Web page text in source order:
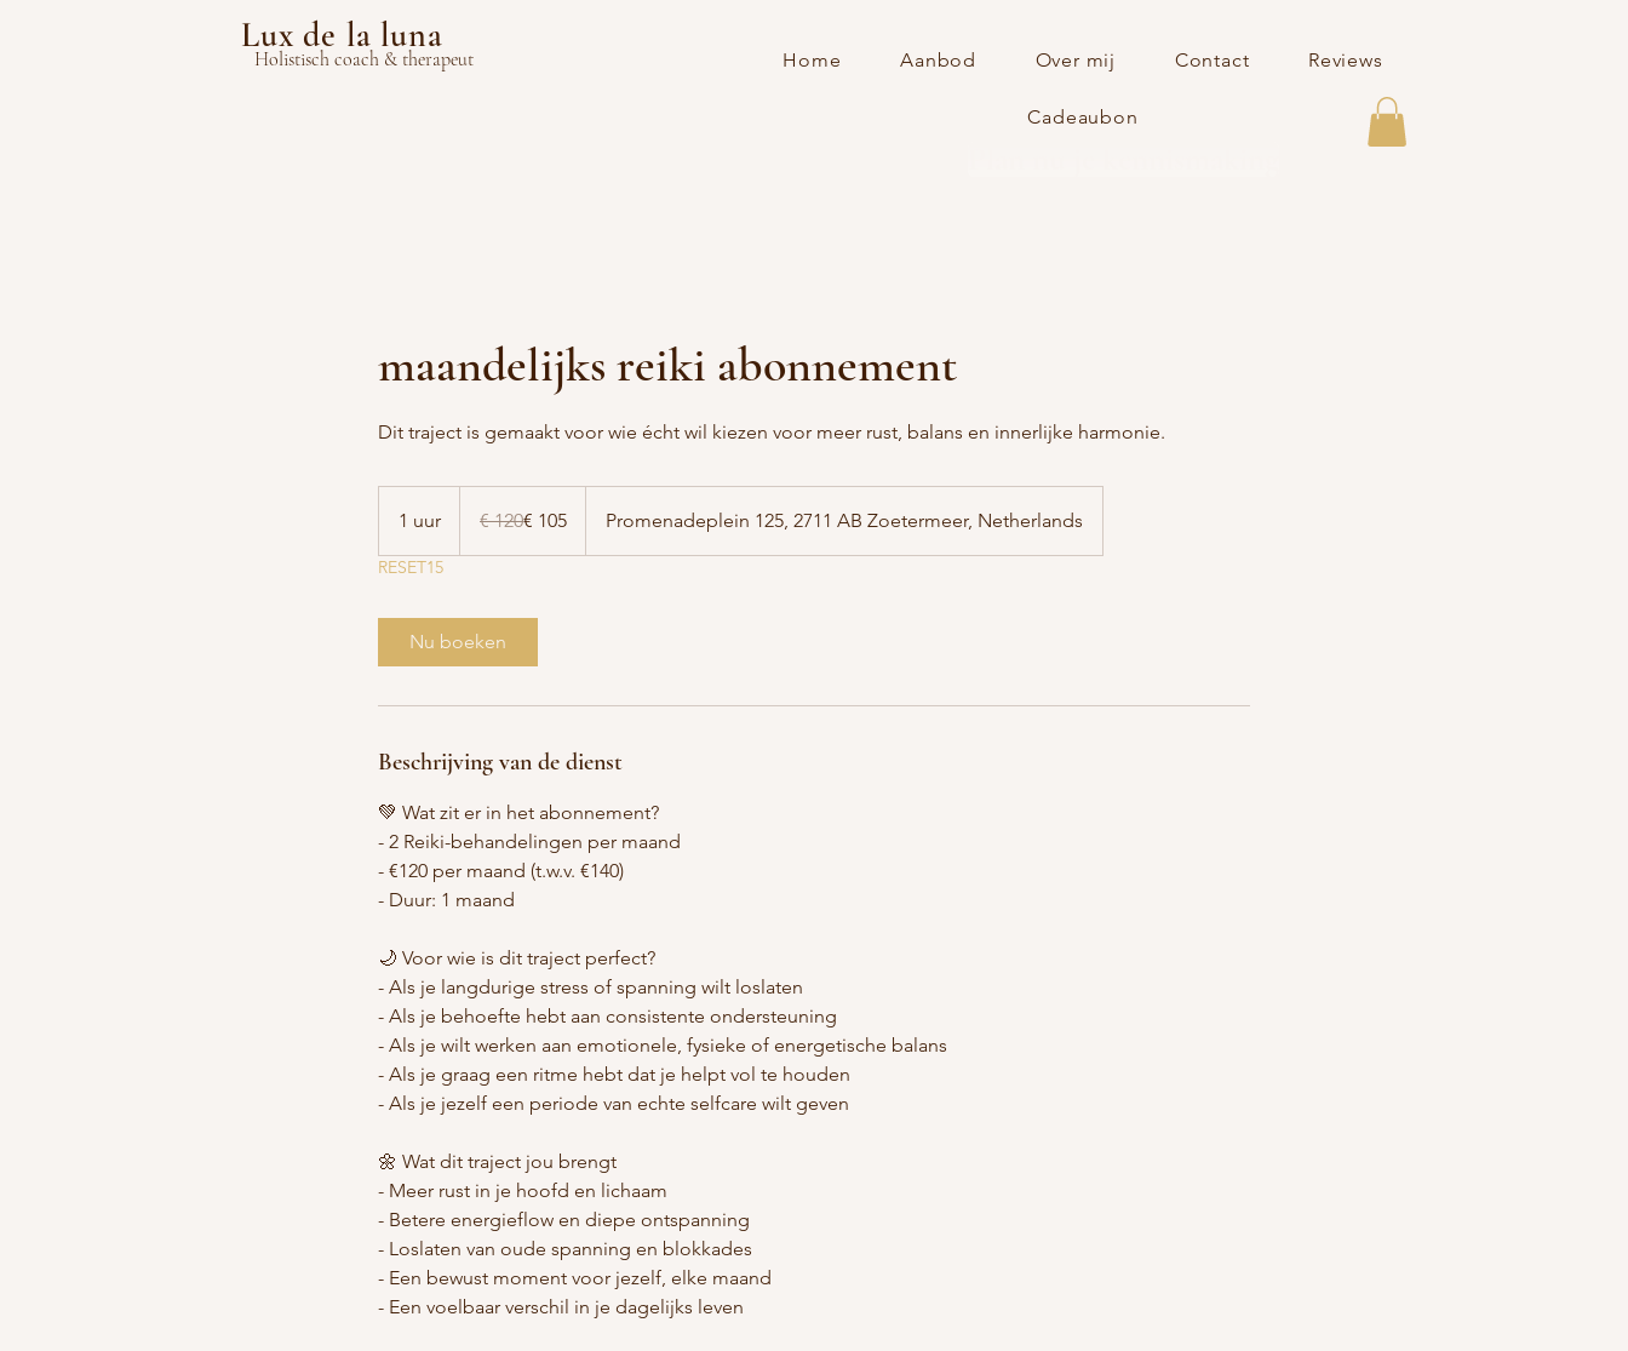
Lux de la luna
Holistisch coach & therapeut Home Aanbod Over mij Contact Reviews
Cadeaubon
maandelijks reiki abonnement
Dit traject is gemaakt voor wie écht wil kiezen voor meer rust, balans en innerlijke harmonie.
1 uur
u
€ 120€ 105 Promenadeplein 125, 2711 AB Zoetermeer, Netherlands
RESET15
Nu boeken
Beschrijving van de dienst
💚 Wat zit er in het abonnement?
- 2 Reiki-behandelingen per maand
- €120 per maand (t.w.v. €140)
- Duur: 1 maand
🌙 Voor wie is dit traject perfect?
- Als je langdurige stress of spanning wilt loslaten
- Als je behoefte hebt aan consistente ondersteuning
- Als je wilt werken aan emotionele, fysieke of energetische balans
- Als je graag een ritme hebt dat je helpt vol te houden
- Als je jezelf een periode van echte selfcare wilt geven
🌼 Wat dit traject jou brengt
- Meer rust in je hoofd en lichaam
- Betere energieflow en diepe ontspanning
- Loslaten van oude spanning en blokkades
- Een bewust moment voor jezelf, elke maand
- Een voelbaar verschil in je dagelijks leven